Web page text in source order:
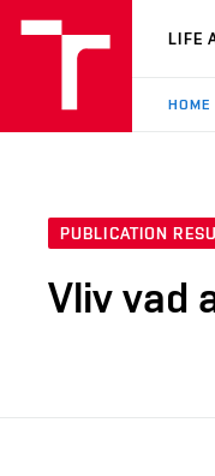
VUT
LIFE
HOME
PUBLICATION
Vliv vad